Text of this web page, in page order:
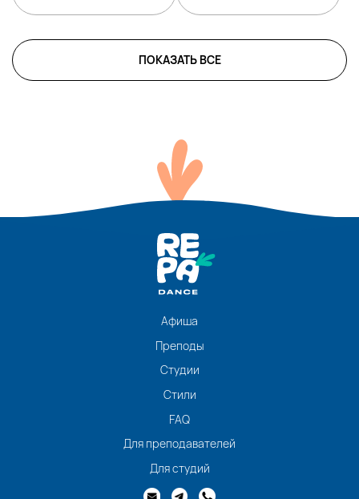
ПОКАЗАТЬ ВСЕ
Афиша
Преподы
Студии
Стили
FAQ
Для преподавателей
Для студий